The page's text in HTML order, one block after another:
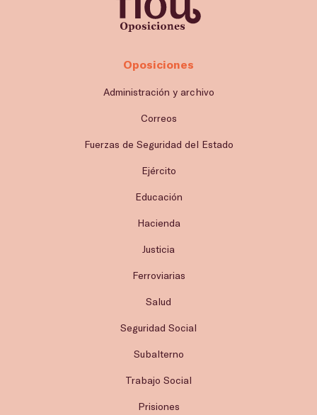
Oposiciones
Administración y archivo
Correos
Fuerzas de Seguridad del Estado
Ejército
Educación
Hacienda
Justicia
Ferroviarias
Salud
Seguridad Social
Subalterno
Trabajo Social
Prisiones